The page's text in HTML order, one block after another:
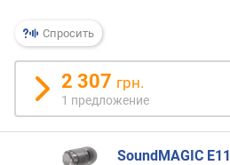
ц
)
м
а
к
Спросить
2 307 грн.
1 предложение
SoundMAGIC E11